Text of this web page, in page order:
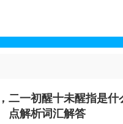
二一初醒十未醒指是什
点解析词汇解答